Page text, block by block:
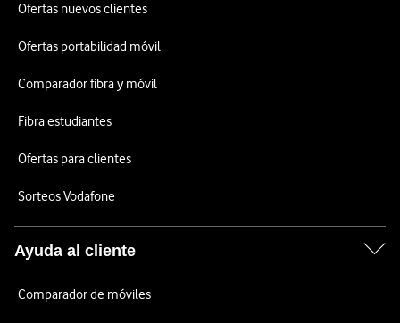
Ofertas nuevos clientes
Ofertas portabilidad móvil
Comparador fibra y móvil
Fibra estudiantes
Ofertas para clientes
Sorteos Vodafone
Ayuda al cliente
Comparador de móviles